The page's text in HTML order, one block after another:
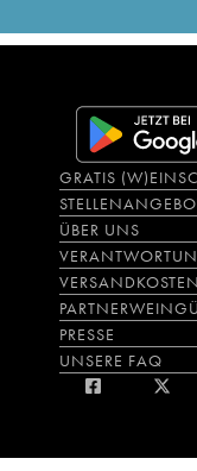
GRATIS
ÜBER UNS
VERSANDKOSTEN
PRESSE
UNSERE FAQ